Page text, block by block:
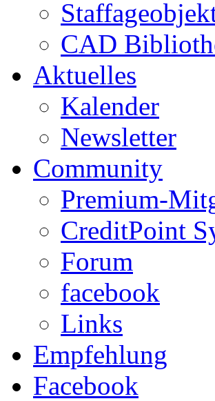
CAD
Aktuelles
Kalender
Newsletter
Community
Premium-
CreditPoint
Forum
facebook
Links
Empfehlung
Facebook